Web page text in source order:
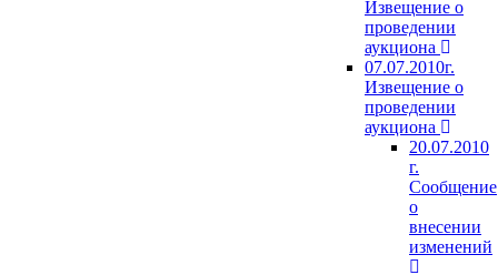
Извещение о
проведении
аукциона
07.07.2010г.
Извещение о
проведении
аукциона
20.07.2010
г.
Сообщение
о
внесении
изменений